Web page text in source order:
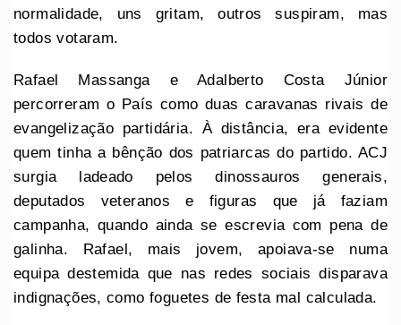
normalidade, uns gritam, outros suspiram, mas
todos votaram.
Rafael Massanga e Adalberto Costa Júnior
percorreram o País como duas caravanas rivais de
evangelização partidária. À distância, era evidente
quem tinha a bênção dos patriarcas do partido. ACJ
surgia ladeado pelos dinossauros generais,
deputados veteranos e figuras que já faziam
campanha, quando ainda se escrevia com pena de
galinha. Rafael, mais jovem, apoiava-se numa
equipa destemida que nas redes sociais disparava
indignações, como foguetes de festa mal calculada.